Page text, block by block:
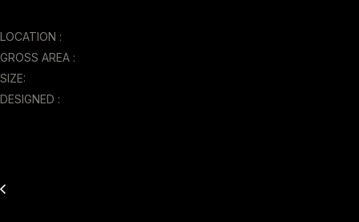
LOCATION :
GROSS AREA :
SIZE:
DESIGNED :